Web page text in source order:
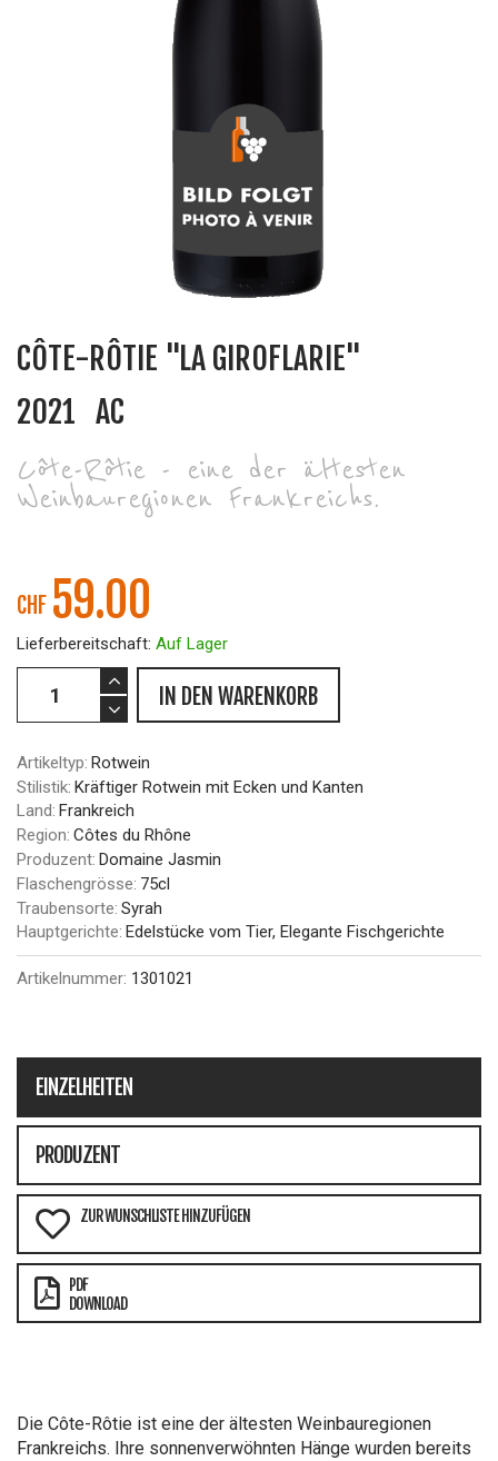
CÔTE-RÔTIE "LA GIROFLARIE"
2021 AC
Côte-Rôtie - eine der ältesten
Weinbauregionen Frankreichs.
CHF 59.00
Lieferbereitschaft: Auf Lager
IN DEN WARENKORB
Artikeltyp: Rotwein
Stilistik: Kräftiger Rotwein mit Ecken und Kanten
Land: Frankreich
Region: Côtes du Rhône
Produzent: Domaine Jasmin
Flaschengrösse: 75cl
Traubensorte: Syrah
Hauptgerichte: Edelstücke vom Tier, Elegante Fischgerichte
Artikelnummer: 1301021
EINZELHEITEN
PRODUZENT
ZUR WUNSCHLISTE HINZUFÜGEN
PDF
DOWNLOAD
Die Côte-Rôtie ist eine der ältesten Weinbauregionen
Frankreichs. Ihre sonnenverwöhnten Hänge wurden bereits